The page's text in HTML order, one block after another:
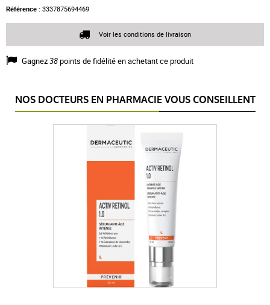
Référence : 3337875694469
Gagnez38points de fidélité en achetant ce produit
Voir les conditions de livraison
NOS DOCTEURS EN PHARMACIE VOUS CONSEILLENT